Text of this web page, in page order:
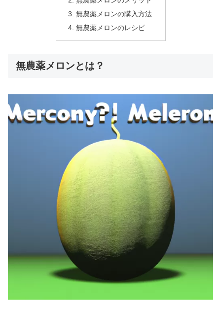
無農薬メロンの購入方法
無農薬メロンのレシピ
無農薬メロンとは？